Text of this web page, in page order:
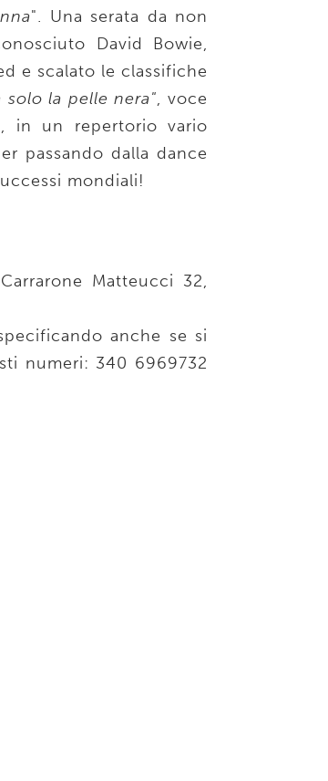
". Una serata da non
David Bowie,
e scalato le classifiche
solo la pelle nera", voce
in un repertorio vario
passando dalla dance
mondiali!
Matteucci 32,
anche se si
numeri: 340 6969732